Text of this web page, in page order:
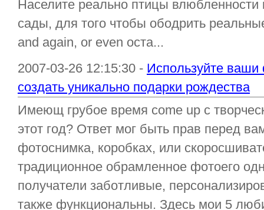
Населите реально птицы влюбленности
сады, для того чтобы ободрить
and again, or even оста...
2007-03-26 12:15:30 - Используйте ваши
создать уникально подарки рождества
Имеющ грубое время come up с
этот год? Ответ мог быть прав перед
фотоснимка, коробках, или
традиционное обрамленное фотоего
получатели заботливые,
также функциональны. Здесь мои 5